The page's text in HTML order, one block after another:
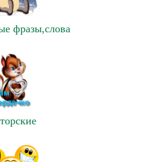
фразы,слова